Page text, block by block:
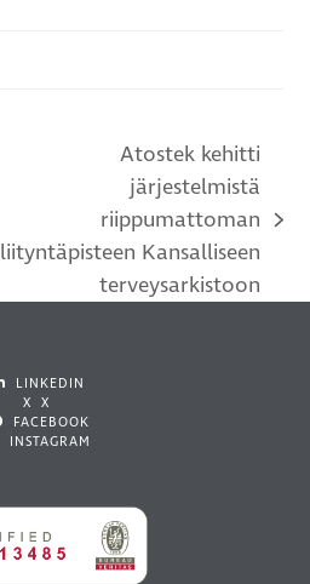
post:
Atostek kehitti
järjestelmistä
riippumattoman
liityntäpisteen Kansalliseen
terveysarkistoon
LINKEDIN
X X
FACEBOOK
INSTAGRAM